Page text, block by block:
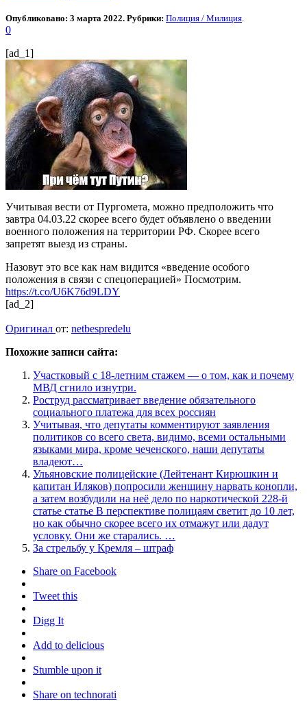
Опубликовано: 3 марта 2022. Рубрики: Полиция / Милиция
0
[ad_1]
Учитывая вести от Пургомета, можно предположить что
завтра 04.03.22 скорее всего будет объявлено о введении
военного положения на территории РФ. Скорее всего
запретят выезд из страны.
Назовут это все как нам видится «введение особого
положения в связи с спецоперацией» Посмотрим.
https://t.co/U6K76d9LDY
[ad_2]
Оригинал от: netbespredelu
Похожие записи сайта:
Участковый с 18-летним стажем — о том, как и почему
МВД сгнило изнутри.
Роструд рассматривает введение обязательного
социального платежа для всех россиян
Учитывая, что депутаты комментируют заявления
политиков со всего света, видимо, всеми остальными
языками мира, кроме чеченского, наши депутаты
владеют…
Ульяновские полицейские (Лейтенант Кирюшкин и
капитан Иляков) попросили женщину нарвать конопли,
а затем возбудили на неё дело по наркотической 228-й
статье статье В перспективе полицаям светит до 10 лет,
но как обычно скорее всего их отмажут или дадут
условку. Они же старались. …
За стрельбу у Кремля – штраф
Share on Facebook
Tweet this
Digg It
Add to delicious
Stumble upon it
Share on technorati